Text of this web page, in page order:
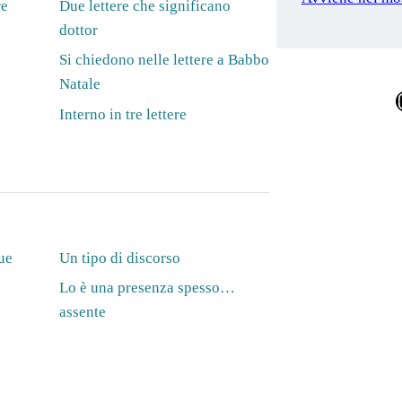
Due lettere che significano
dottor
Si chiedono nelle lettere a Babbo
Natale
Interno in tre lettere
Un tipo di discorso
Lo è una presenza spesso…
assente